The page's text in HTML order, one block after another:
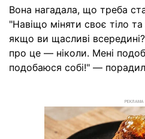
Вона нагадала, що треба
"Навіщо міняти своє тіло
якщо ви щасливі
про це — ніколи. Мені
подобаюся собі!" —
РЕКЛАМА